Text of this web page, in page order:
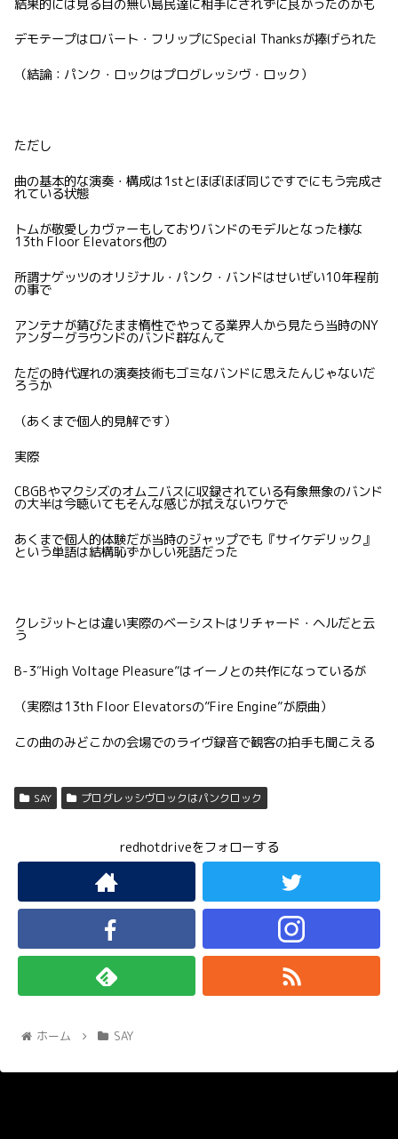
結果的には見る目の無い島民達に相手にされずに良かったのかも
デモテープはロバート・フリップにSpecial Thanksが捧げられた
（結論：パンク・ロックはプログレッシヴ・ロック）
ただし
曲の基本的な演奏・構成は1stとほぼほぼ同じですでにもう完成さ
れている状態
トムが敬愛しカヴァーもしておりバンドのモデルとなった様な
13th Floor Elevators他の
所謂ナゲッツのオリジナル・パンク・バンドはせいぜい10年程前
の事で
アンテナが錆びたまま惰性でやってる業界人から見たら当時のNY
アンダーグラウンドのバンド群なんて
ただの時代遅れの演奏技術もゴミなバンドに思えたんじゃないだ
ろうか
（あくまで個人的見解です）
実際
CBGBやマクシズのオムニバスに収録されている有象無象のバンド
の大半は今聴いてもそんな感じが拭えないワケで
あくまで個人的体験だが当時のジャップでも『サイケデリック』
という単語は結構恥ずかしい死語だった
クレジットとは違い実際のベーシストはリチャード・ヘルだと云
う
B-3″High Voltage Pleasure”はイーノとの共作になっているが
（実際は13th Floor Elevatorsの”Fire Engine”が原曲）
この曲のみどこかの会場でのライヴ録音で観客の拍手も聞こえる
SAY プログレッシヴロックはパンクロック
redhotdriveをフォローする
ホーム SAY